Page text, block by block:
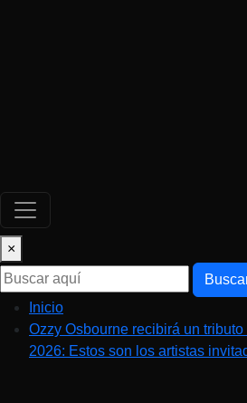
×
Inicio
Ozzy Osbourne recibirá un
2026: Estos son los artistas